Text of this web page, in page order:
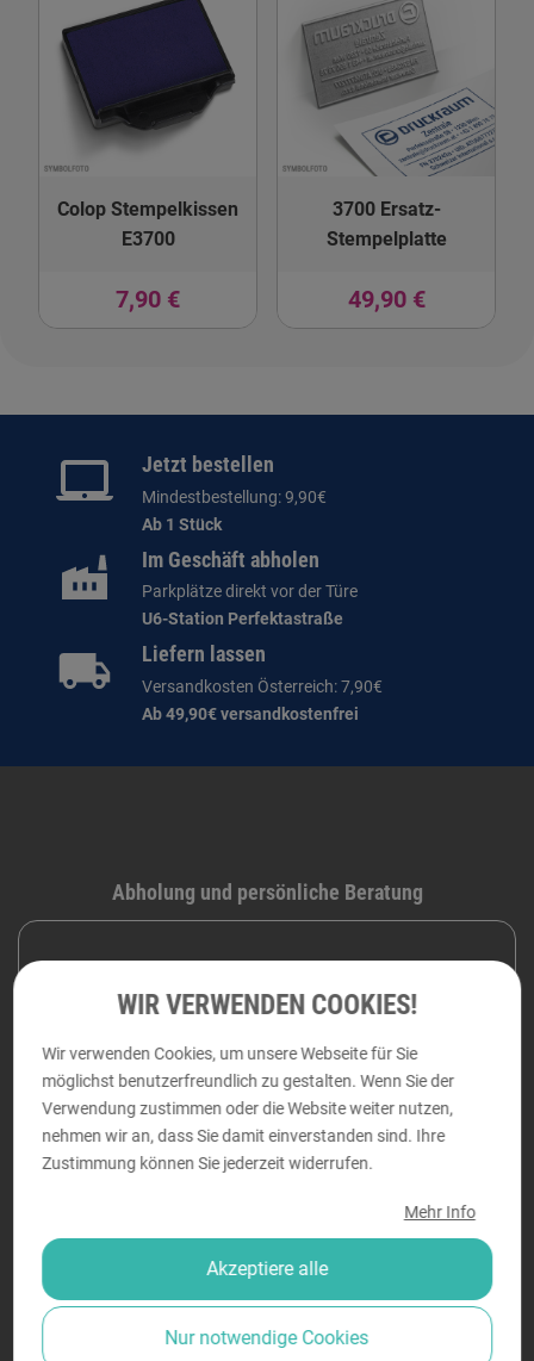
Colop Stempelkissen
E3700
7,90 €
3700 Ersatz-
Stempelplatte
49,90 €
Jetzt bestellen
Mindestbestellung: 9,90€
Ab 1 Stück
Im Geschäft abholen
Parkplätze direkt vor der Türe
U6-Station Perfektastraße
Liefern lassen
Versandkosten Österreich: 7,90€
Ab 49,90€ versandkostenfrei
Abholung und persönliche Beratung
Perfektastraße 58, 1230 Wien
Montag - Donnerstag von
9:00 bis 18:00
Freitag von9:00 bis 14:00
WIR VERWENDEN COOKIES!
Wir verwenden Cookies, um unsere Webseite für Sie
möglichst benutzerfreundlich zu gestalten. Wenn Sie der
Verwendung zustimmen oder die Website weiter nutzen,
nehmen wir an, dass Sie damit einverstanden sind. Ihre
Zustimmung können Sie jederzeit widerrufen.
Mehr Info
Akzeptiere alle
Nur notwendige Cookies